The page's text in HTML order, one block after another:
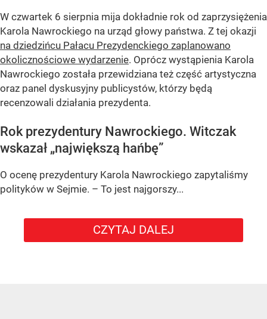
W czwartek 6 sierpnia mija dokładnie rok od zaprzysiężenia
Karola Nawrockiego na urząd głowy państwa. Z tej okazji
na dziedzińcu Pałacu Prezydenckiego zaplanowano
okolicznościowe wydarzenie. Oprócz wystąpienia Karola
Nawrockiego została przewidziana też część artystyczna
oraz panel dyskusyjny publicystów, którzy będą
recenzowali działania prezydenta.
Rok prezydentury Nawrockiego. Witczak
wskazał „największą hańbę”
O ocenę prezydentury Karola Nawrockiego zapytaliśmy
polityków w Sejmie. – To jest najgorszy...
CZYTAJ DALEJ